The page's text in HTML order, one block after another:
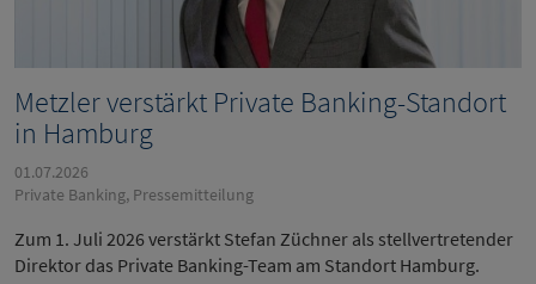
Metzler verstärkt Private Banking-Standort
in Hamburg
01.07.2026
Private Banking, Pressemitteilung
Zum 1. Juli 2026 verstärkt Stefan Züchner als stellvertretender
Direktor das Private Banking-Team am Standort Hamburg.